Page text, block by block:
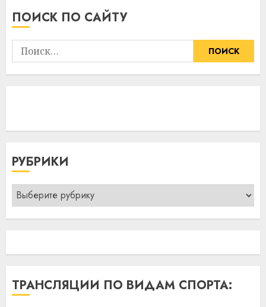
ПОИСК ПО САЙТУ
Найти:
РУБРИКИ
Рубрики
ТРАНСЛЯЦИИ ПО ВИДАМ СПОРТА: